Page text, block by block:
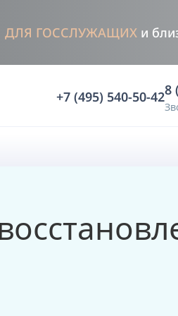
ДЛЯ ГОССЛУЖАЩИХ и
+7 (495) 540-50-428